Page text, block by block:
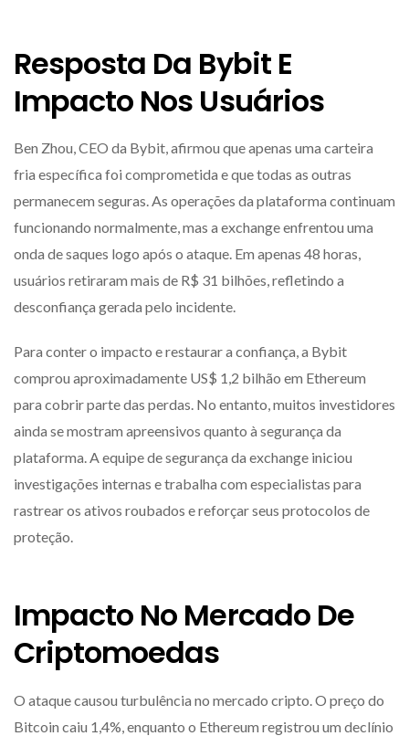
Resposta Da Bybit E
Impacto Nos Usuários
Ben Zhou, CEO da Bybit, afirmou que apenas uma carteira
fria específica foi comprometida e que todas as outras
permanecem seguras. As operações da plataforma continuam
funcionando normalmente, mas a exchange enfrentou uma
onda de saques logo após o ataque. Em apenas 48 horas,
usuários retiraram mais de R$ 31 bilhões, refletindo a
desconfiança gerada pelo incidente.
Para conter o impacto e restaurar a confiança, a Bybit
comprou aproximadamente US$ 1,2 bilhão em Ethereum
para cobrir parte das perdas. No entanto, muitos investidores
ainda se mostram apreensivos quanto à segurança da
plataforma. A equipe de segurança da exchange iniciou
investigações internas e trabalha com especialistas para
rastrear os ativos roubados e reforçar seus protocolos de
proteção.
Impacto No Mercado De
Criptomoedas
O ataque causou turbulência no mercado cripto. O preço do
Bitcoin caiu 1,4%, enquanto o Ethereum registrou um declínio